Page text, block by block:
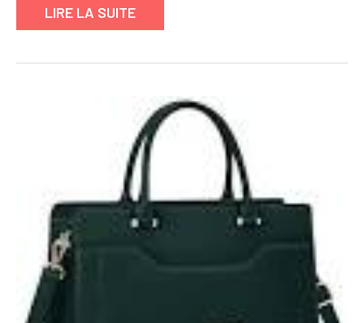
LIRE LA SUITE